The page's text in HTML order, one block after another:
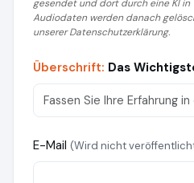
gesendet und dort durch eine KI in
Audiodaten werden danach
unserer Datenschutzerklärung.
Überschrift: Das
E-Mail (Wird nicht